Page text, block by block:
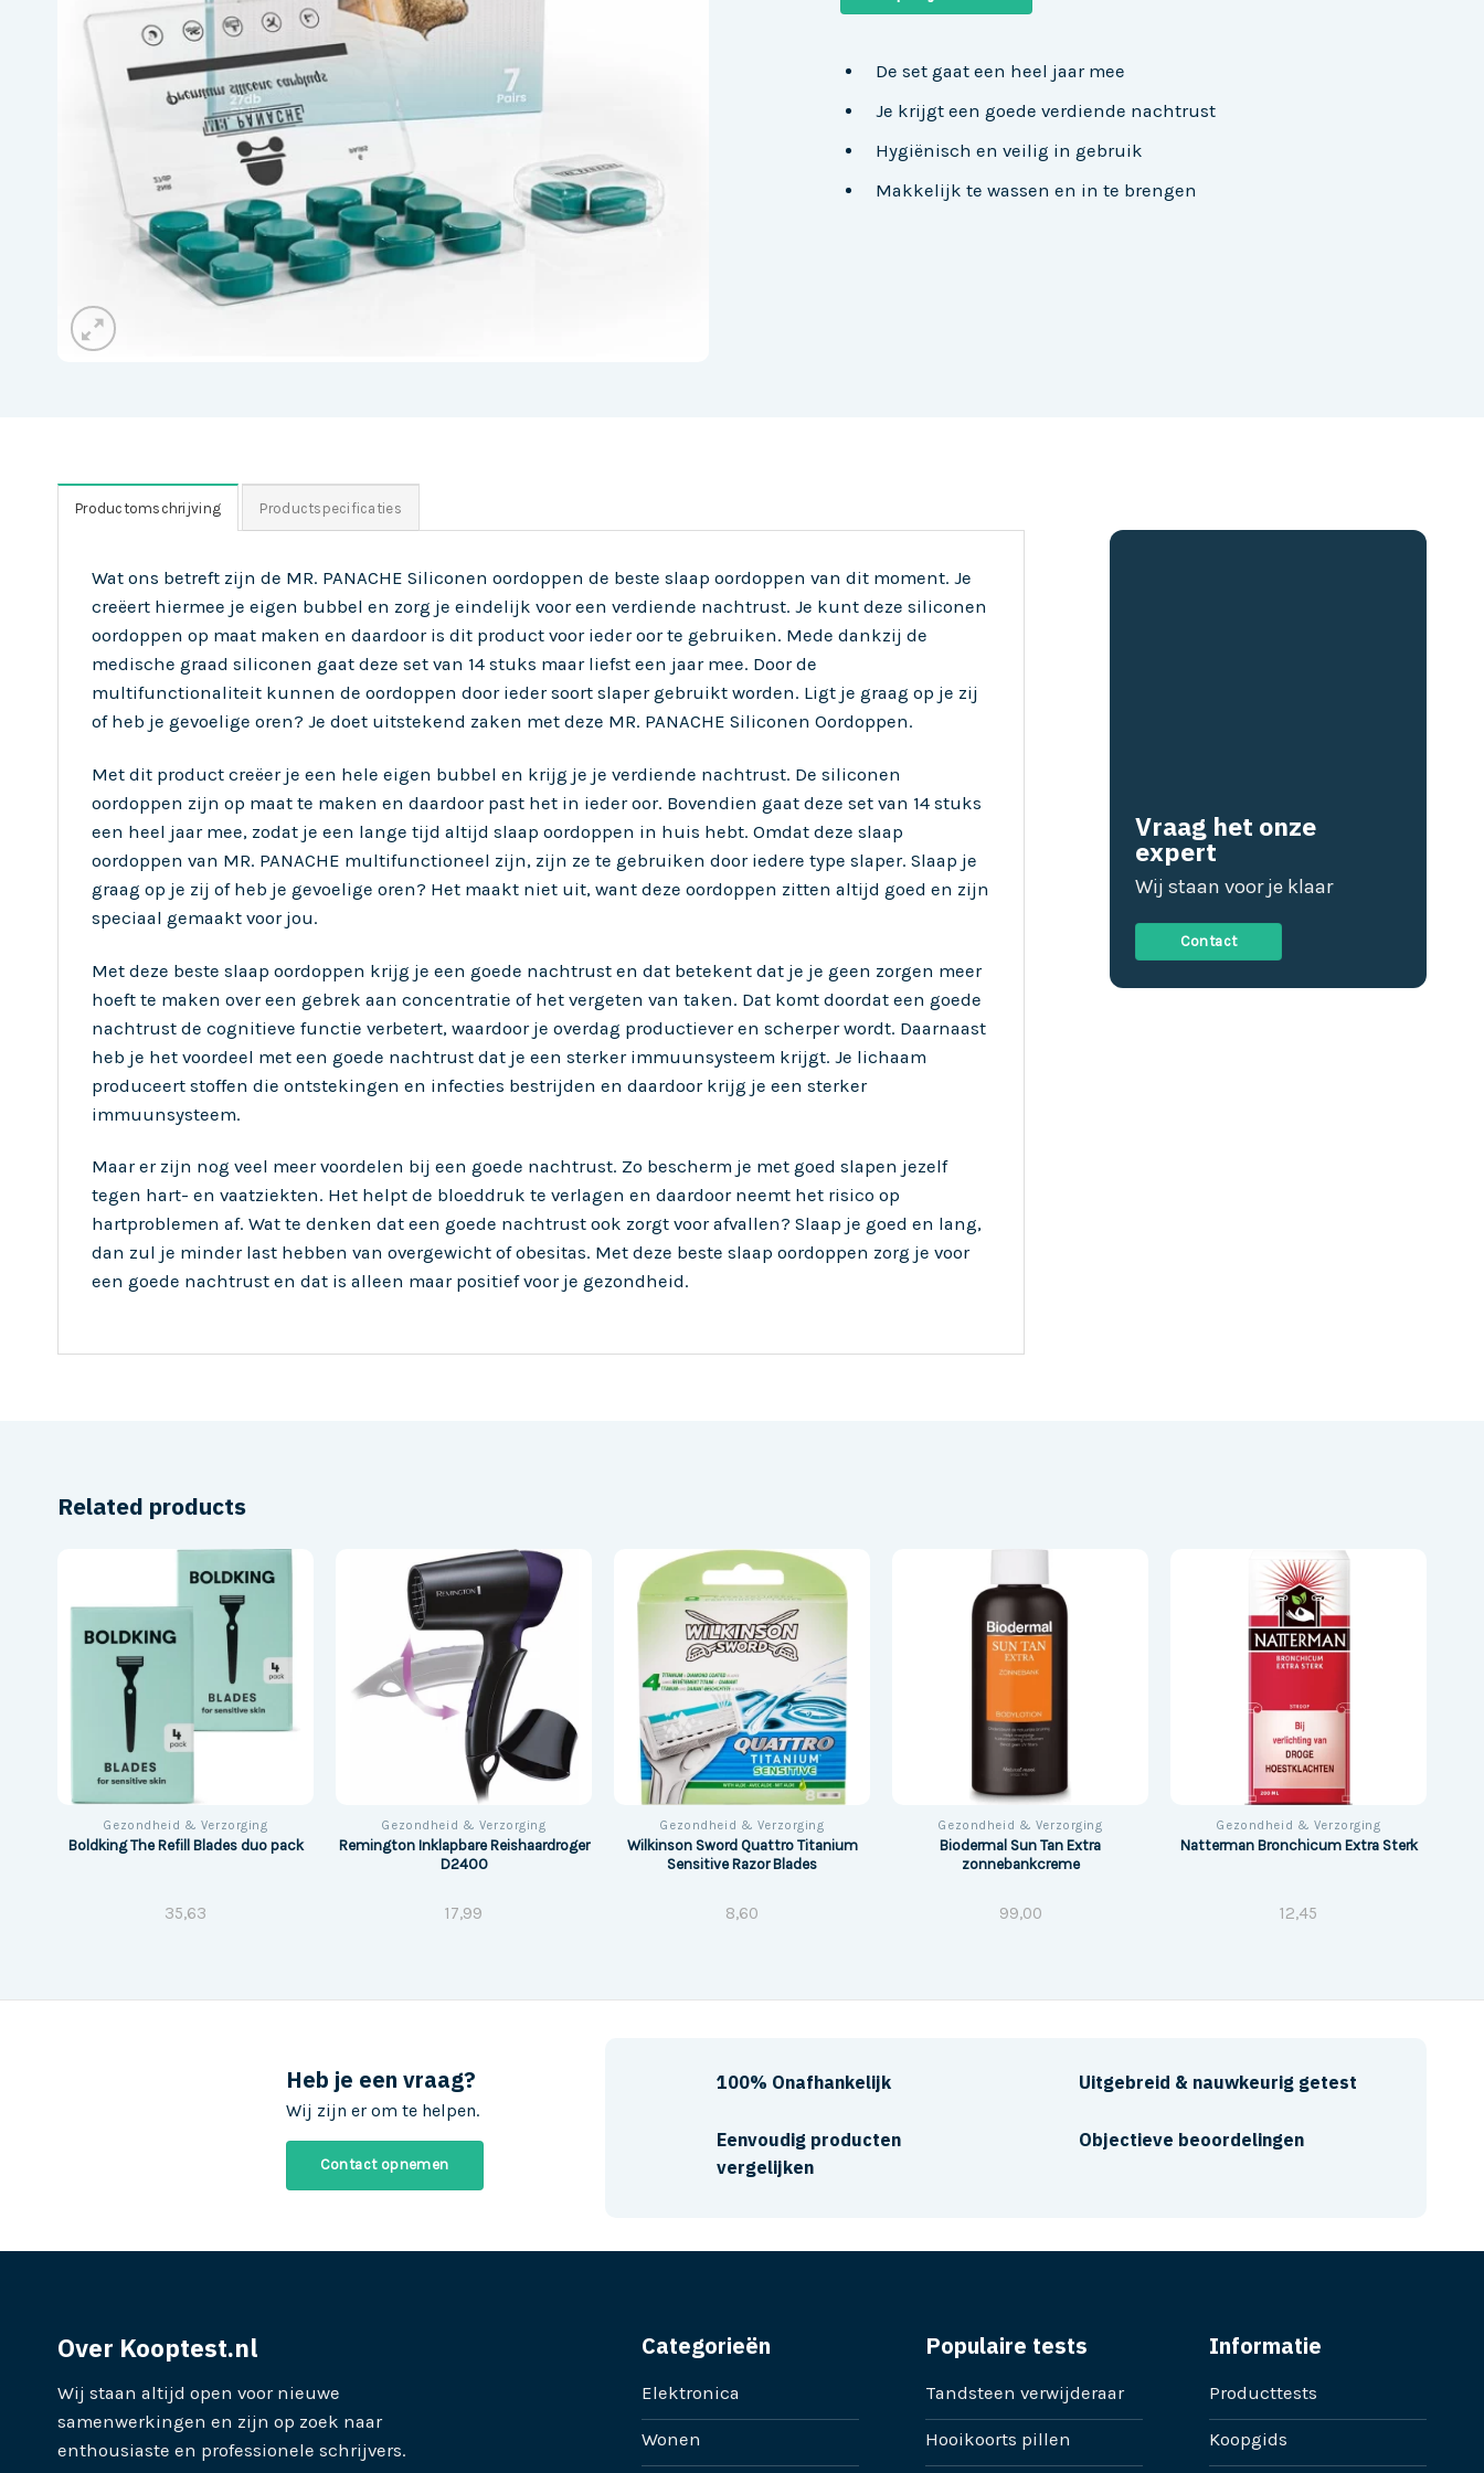
De set gaat een heel jaar mee
Je krijgt een goede verdiende nachtrust
Hygiënisch en veilig in gebruik
Makkelijk te wassen en in te brengen
Productomschrijving Productspecificaties
Wat ons betreft zijn de MR. PANACHE Siliconen oordoppen de beste slaap oordoppen van dit moment. Je
creëert hiermee je eigen bubbel en zorg je eindelijk voor een verdiende nachtrust. Je kunt deze siliconen
oordoppen op maat maken en daardoor is dit product voor ieder oor te gebruiken. Mede dankzij de
medische graad siliconen gaat deze set van 14 stuks maar liefst een jaar mee. Door de
multifunctionaliteit kunnen de oordoppen door ieder soort slaper gebruikt worden. Ligt je graag op je zij
of heb je gevoelige oren? Je doet uitstekend zaken met deze MR. PANACHE Siliconen Oordoppen.
Met dit product creëer je een hele eigen bubbel en krijg je je verdiende nachtrust. De siliconen
oordoppen zijn op maat te maken en daardoor past het in ieder oor. Bovendien gaat deze set van 14 stuks
een heel jaar mee, zodat je een lange tijd altijd slaap oordoppen in huis hebt. Omdat deze slaap
oordoppen van MR. PANACHE multifunctioneel zijn, zijn ze te gebruiken door iedere type slaper. Slaap je
graag op je zij of heb je gevoelige oren? Het maakt niet uit, want deze oordoppen zitten altijd goed en zijn
speciaal gemaakt voor jou.
Met deze beste slaap oordoppen krijg je een goede nachtrust en dat betekent dat je je geen zorgen meer
hoeft te maken over een gebrek aan concentratie of het vergeten van taken. Dat komt doordat een goede
nachtrust de cognitieve functie verbetert, waardoor je overdag productiever en scherper wordt. Daarnaast
heb je het voordeel met een goede nachtrust dat je een sterker immuunsysteem krijgt. Je lichaam
produceert stoffen die ontstekingen en infecties bestrijden en daardoor krijg je een sterker
immuunsysteem.
Maar er zijn nog veel meer voordelen bij een goede nachtrust. Zo bescherm je met goed slapen jezelf
tegen hart- en vaatziekten. Het helpt de bloeddruk te verlagen en daardoor neemt het risico op
hartproblemen af. Wat te denken dat een goede nachtrust ook zorgt voor afvallen? Slaap je goed en lang,
dan zul je minder last hebben van overgewicht of obesitas. Met deze beste slaap oordoppen zorg je voor
een goede nachtrust en dat is alleen maar positief voor je gezondheid.
Vraag het onze
expert
Wij staan voor je klaar
Contact
Related products
Gezondheid & Verzorging
Boldking The Refill Blades duo pack
35,63
Gezondheid & Verzorging
Remington Inklapbare Reishaardroger
D2400
17,99
Gezondheid & Verzorging
Wilkinson Sword Quattro Titanium
Sensitive Razor Blades
8,60
Gezondheid & Verzorging
Biodermal Sun Tan Extra
zonnebankcreme
99,00
Gezondheid & Verzorging
Natterman Bronchicum Extra Sterk
12,45
Heb je een vraag?
Wij zijn er om te helpen.
Contact opnemen
100% Onafhankelijk
Eenvoudig producten
vergelijken
Uitgebreid & nauwkeurig getest
Objectieve beoordelingen
Over Kooptest.nl
Wij staan altijd open voor nieuwe
samenwerkingen en zijn op zoek naar
enthousiaste en professionele schrijvers.
Categorieën
Elektronica
Wonen
Populaire tests
Tandsteen verwijderaar
Hooikoorts pillen
Informatie
Producttests
Koopgids